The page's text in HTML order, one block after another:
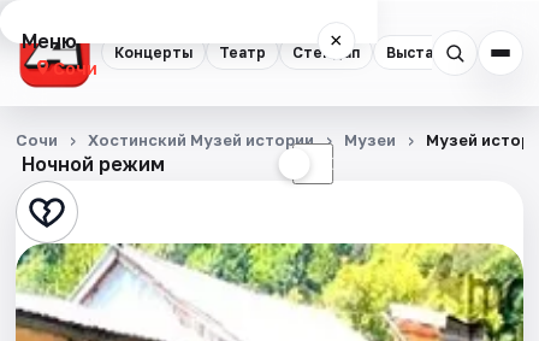
Концерты Театр Стендап Выставки
Меню ×
Сочи
Концерты
Театр
Стендап
Выставки
Ночной режим ☾
Сочи Хостинский Музей истории Музеи Музей